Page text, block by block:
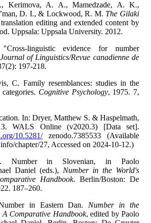
Kerimova, A. A., Mamedzade, A. K.,
D. I., & Lockwood, R. M. The Gilaki
editing and extended content by
Uppsala: Uppsala University. 2012.
linguistic evidence for number
of Linguistics/Revue canadienne de
197-218.
C. Family resemblances: studies in the
Cognitive Psychology, 1975. 7,
In: Dryer, Matthew S. & Haspelmath,
WALS Online (v2020.3) [Data set].
10.5281/zenodo.7385533 (Available
chapter/27, Accessed on 2024-10-12.)
Number in Slovenian, in Paolo
Daniel (eds.), Number in the World's
Handbook. Berlin/Boston: De
187–260.
in Eastern Dan. Number in the
A Comparative Handbook, edited by Paolo